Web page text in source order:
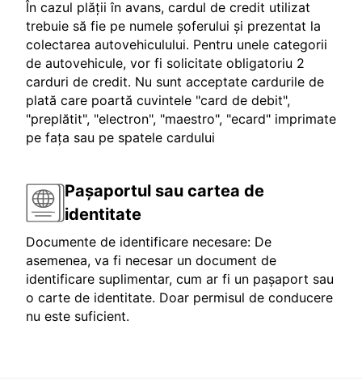
În cazul plății în avans, cardul de credit utilizat
trebuie să fie pe numele șoferului și prezentat la
colectarea autovehiculului. Pentru unele categorii
de autovehicule, vor fi solicitate obligatoriu 2
carduri de credit. Nu sunt acceptate cardurile de
plată care poartă cuvintele "card de debit",
"preplătit", "electron", "maestro", "ecard" imprimate
pe fața sau pe spatele cardului
Pașaportul sau cartea de
identitate
Documente de identificare necesare: De
asemenea, va fi necesar un document de
identificare suplimentar, cum ar fi un pașaport sau
o carte de identitate. Doar permisul de conducere
nu este suficient.